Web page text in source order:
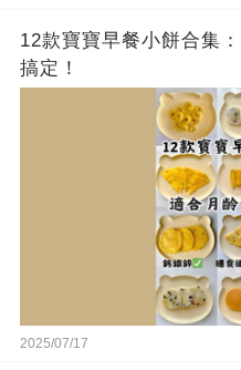
12款寶寶早餐小餅合集
搞定！
2025/07/17